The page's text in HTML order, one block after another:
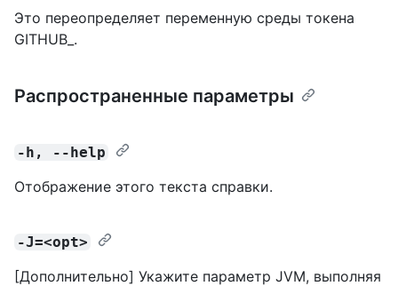
Это переопределяет переменную среды токена
GITHUB_.
Распространенные параметры
-h, --help
Отображение этого текста справки.
-J=<opt>
[Дополнительно] Укажите параметр JVM, выполняя